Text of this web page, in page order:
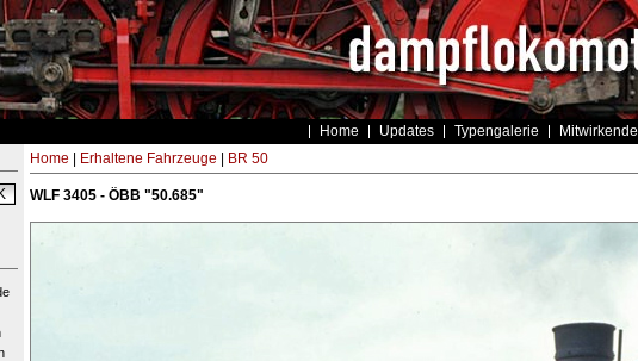
Home Updates Typengalerie Mitwirkende
Home Erhaltene Fahrzeuge BR 50
WLF 3405 - ÖBB "50.685"